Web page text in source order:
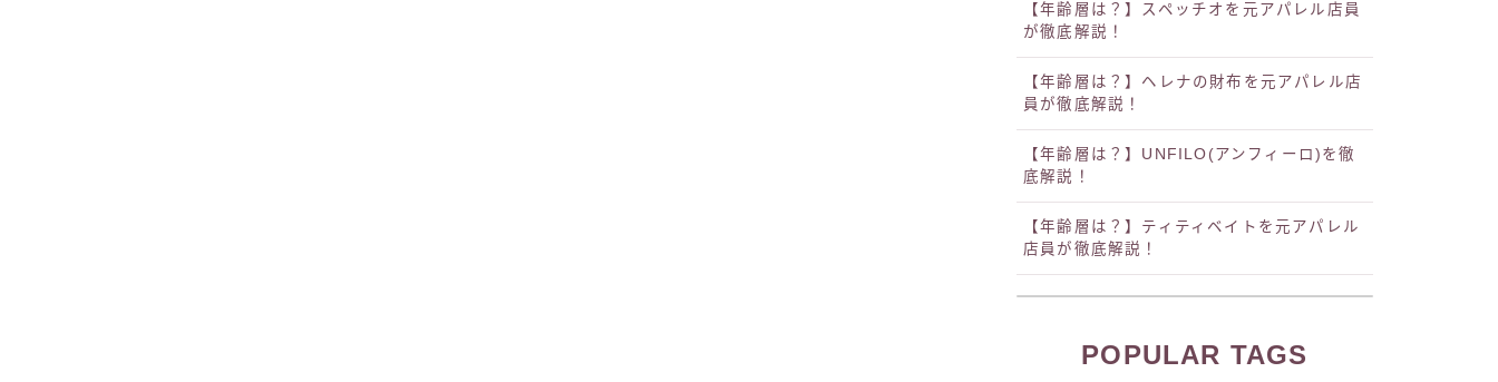
【年齢層は？】スペッチオを元アパレル店員
が徹底解説！
【年齢層は？】ヘレナの財布を元アパレル店
員が徹底解説！
【年齢層は？】UNFILO(アンフィーロ)を徹
底解説！
【年齢層は？】ティティベイトを元アパレル
店員が徹底解説！
POPULAR TAGS